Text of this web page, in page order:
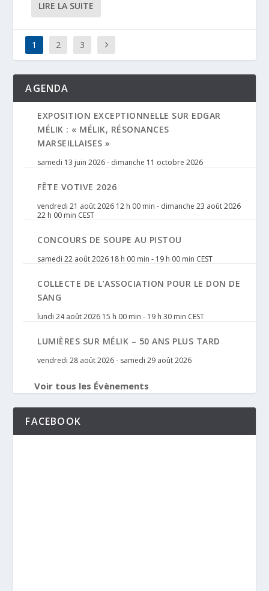
LIRE LA SUITE
1 2 3
AGENDA
EXPOSITION EXCEPTIONNELLE SUR EDGAR
MÉLIK : « MÉLIK, RÉSONANCES
MARSEILLAISES »
samedi 13 juin 2026- dimanche 11 octobre 2026
FÊTE VOTIVE 2026
vendredi 21 août 2026 12 h 00 min - dimanche 23 août 2026
22 h 00 min CEST
CONCOURS DE SOUPE AU PISTOU
samedi 22 août 2026 18 h 00 min - 19 h 00 min CEST
COLLECTE DE L’ASSOCIATION POUR LE DON DE
SANG
lundi 24 août 2026 15 h 00 min - 19 h 30 min CEST
LUMIÈRES SUR MÉLIK – 50 ANS PLUS TARD
vendredi 28 août 2026- samedi 29 août 2026
Voir tous les Évènements
FACEBOOK